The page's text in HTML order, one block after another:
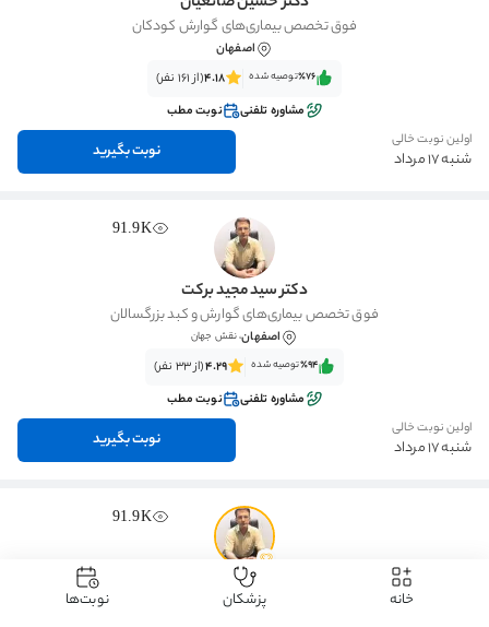
فوق تخصص بیماری‌های گوارش کودکان
اصفهان
٪76‌‌‌توصیه شده 4.18(از 161 نفر)
مشاوره تلفنی
نوبت مطب
اولین نوبت خالی
شنبه 17 مرداد نوبت بگیرید
91.9K
دکتر سیدمجید برکت
فوق تخصص بیماری‌های گوارش و کبد بزرگسالان
اصفهان، نقش جهان
٪94‌‌‌توصیه شده 4.29(از 33 نفر)
مشاوره تلفنی
نوبت مطب
اولین نوبت خالی
شنبه 17 مرداد نوبت بگیرید
91.9K
دکتر سیدمجید برکت
فوق تخصص بیماری‌های گوارش و کبد بزرگسالان خانه پزشکان نوبت‌ها